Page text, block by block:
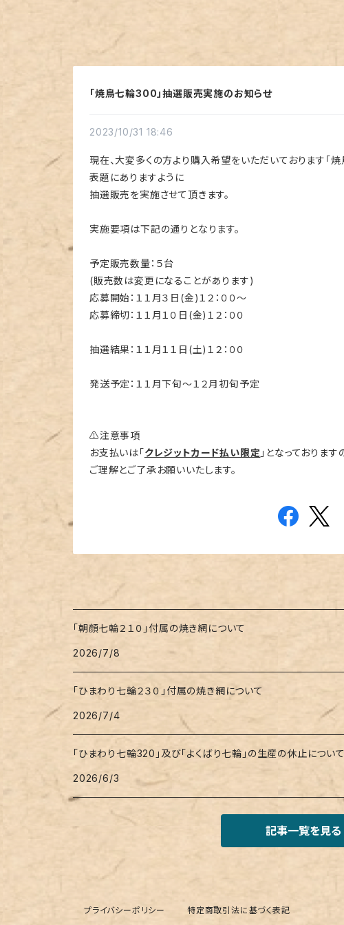
「焼鳥七輪300」抽選販売実施のお知らせ
2023/10/31 18:46
現在、大変多くの方より購入希望をいただいております「
表題にありますように
抽選販売を実施させて頂きます。
実施要項は下記の通りとなります。
予定販売数量：５台
(販売数は変更になることがあります)
応募開始：１１月３日(金)１２：００～
応募締切：１１月１０日(金)１２：００
抽選結果：１１月１１日(土)１２：００
発送予定：１１月下旬～１２月初旬予定
⚠️注意事項
お支払いは「クレジットカード払い限定 」となっております
ご理解とご了承お願いいたします。
「朝顔七輪２１０」付属の焼き網について
2026/7/8
「ひまわり七輪２３０」付属の焼き網について
2026/7/4
「ひまわり七輪320」及び「よくばり七輪」の生産の休止につい
2026/6/3
記事一覧を見る
プライバシーポリシー 特定商取引法に基づく表記